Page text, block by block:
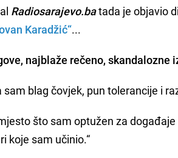
Radiosarajevo.batada je objavio
Karadžić“...
najblaže rečeno, skandalozne
sam blag čovjek, pun tolerancije i
što sam optužen za
koje sam učinio.“